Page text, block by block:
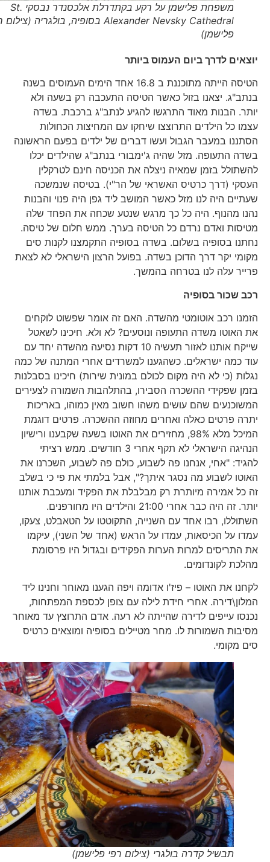
משפחת פלישמן על רקע בקתדרלת אלכסנדר נבסקי St.
Alexander Nevsky Cathedral בסופיה, בולגריה (צילום רפי
פלישמן)
יוצאים לדרך ביום העמוס ביותר
הטיסה הייתה מתוכננת ב 16.8 אחד הימים העמוסים בשנה
בנתב"ג. יצאנו בזול כאשר הטיסה התעכבה רק בשעה ולא
יותר. הבנות מאוד התרגשו להגיע לנתב"ג ברכבת. בשדה
עצמו כל הילדים התרוצצו שיחקו עם המחיצות הכחולות
הסתננו במעבר הגבול ועשו דברים של ילדים בפעם הראשונה
בשדה התעופה. מזל שהיה ג'ימבורי בנתב"ג שהילדים יכלו
להשתולל בזמן שמאיה ניצלה את הכניסה חינם לטרקלין
העסקי (דרך כרטיס האשראי של הר"י). בטיסה שנמשכה
שעתיים היה לנו מזל כאשר המושב ליד גפן היה פנוי והבנות
נהנו מהנוף. היה כל כך מרגש שנטע שכחה את הפחד שלה
מטיסות ואדם נרדם כל הטיסה בערך. ממש חלום של טיסה.
נחתנו בסופיה בשלום. בשדה בסופיה התקמצנו לקנות סים
מקומי יקר דרך הדוכן בשדה. בפועל הרצון הישראלי לא לצאת
פרייר עלה לנו בטרחה בהמשך.
רכב שכור בסופיה
הזמנו רכב אוטומטי מהשדה. האם זה אומר שפשוט לוקחים
את האוטו משדה התעופה ונוסעים? לא ולא. חיכינו לשאטל
שייקח אותנו לאזור תעשיה 10 דקות נסיעה מהשדה יחד עם
עוד כמה ישראלים. כשהגענו למשרדים אחרי המתנה של כמה
נגלות (כי לא היה מקום לכולם במונית שירות) חיכינו בסבלנות
בזמן שפקידי ההשכרה הסבירו, בהתלהבות השמורה לצעירים
המשוכנעים שהם עושים משהו חשוב מאין כמוהו, באריכות
יתרה פרטים כאלה ואחרים מחוזה ההשכרה. פרטים דוגמת
המיכל מלא 98%, מחזירים את האוטו בשעה שקבענו ורישיון
הנהיגה הישראלי לא תקף אחרי 3 חודשים. ממש רציתי
להגיד: "אחי, אנחנו פה לשבוע, כולם פה לשבוע, השכרנו את
האוטו לשבוע מה נסגר איתך?", אבל בלמתי את פי כי בשלב
זה כל אמירה מיותרת רק מבלבלת את הפקיד ומעכבת אותנו
יותר. זה היה כבר אחרי 21:00 והילדים היו מחורפנים.
השתוללו, רבו אחד עם השנייה, התקוטטו על הטאבלט, צעקו,
עמדו על הכיסאות, עמדו על הראש (אחד של השני), עיקמו
את התריסים למרות הערות הפקידים ובגדול היו פרסומת
מהלכת לקונדומים.
לקחנו את האוטו – פיז'ו אדומה ויפה הגענו מאוחר וחנינו ליד
המלון\דירה. אחרי חידת לילה עם צופן לכספת המפתחות,
נכנסו עייפים לדירה שהייתה לא רעה. אדם התרוצץ עד מאוחר
מסיבות השמורות לו. מחר מטיילים בסופיה ומוצאים כרטיס
סים מקומי.
תבשיל קדרה בולגרי (צילום רפי פלישמן)